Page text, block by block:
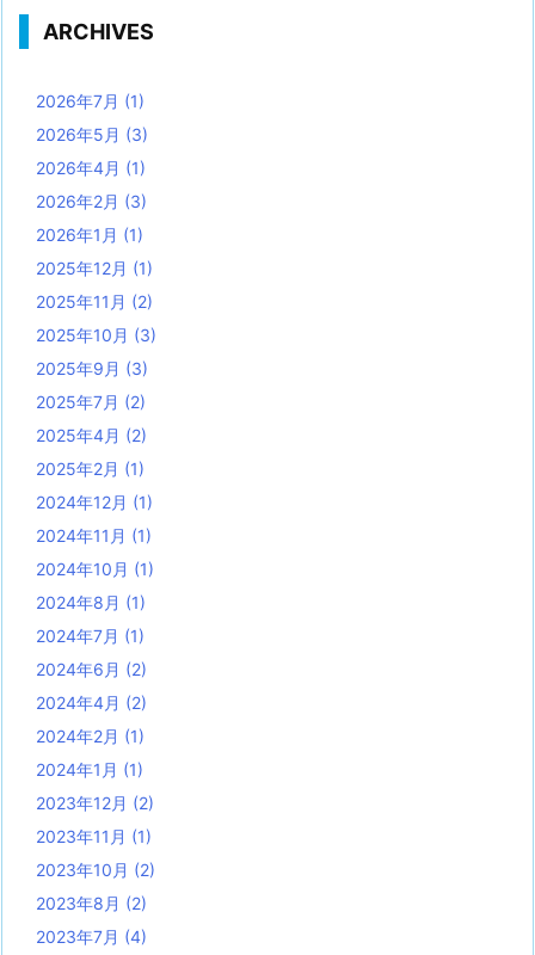
ARCHIVES
2026年7月 (1)
2026年5月 (3)
2026年4月 (1)
2026年2月 (3)
2026年1月 (1)
2025年12月 (1)
2025年11月 (2)
2025年10月 (3)
2025年9月 (3)
2025年7月 (2)
2025年4月 (2)
2025年2月 (1)
2024年12月 (1)
2024年11月 (1)
2024年10月 (1)
2024年8月 (1)
2024年7月 (1)
2024年6月 (2)
2024年4月 (2)
2024年2月 (1)
2024年1月 (1)
2023年12月 (2)
2023年11月 (1)
2023年10月 (2)
2023年8月 (2)
2023年7月 (4)